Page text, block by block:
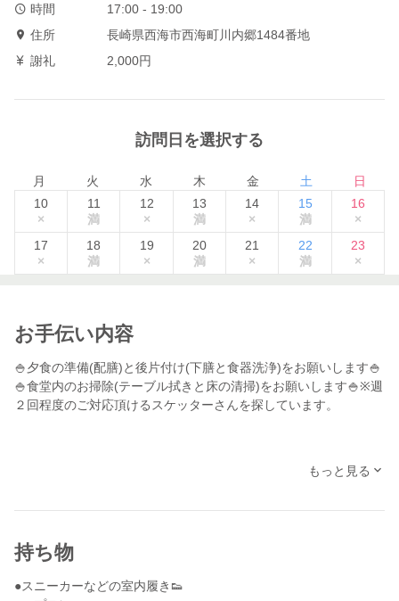
時間
17:00 - 19:00
住所
長崎県西海市西海町川内郷1484番地
謝礼
2,000円
訪問日を選択する
月 火 水 木 金 土
日
10
×
11
満
12
×
13
満
14
×
15
満
16
×
17
×
18
満
19
×
20
満
21
×
22
満
23
×
お手伝い内容
🍚夕食の準備(配膳)と後片付け(下膳と食器洗浄)をお願いします🍚
🍚食堂内のお掃除(テーブル拭きと床の清掃)をお願いします🍚※週
２回程度のご対応頂けるスケッターさんを探しています。
もっと見る
持ち物
●スニーカーなどの室内履き👟